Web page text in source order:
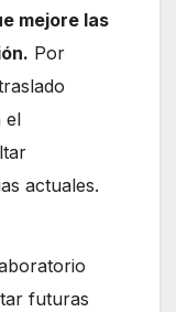
mejore las
Por
el
actuales.
futuras